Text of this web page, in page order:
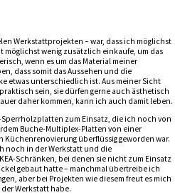
Werkstattprojekten – war, dass ich möglichst
möglichst wenig zusätzlich einkaufe, um das
wenn es um das Material meiner
dass somit das Aussehen und die
etwas unterschiedlich ist. Aus meiner Sicht
sein, sie dürfen gerne auch ästhetisch
daher kommen, kann ich auch damit leben.
zum Einsatz, die ich noch von
Buche-Multiplex-Platten von einer
Küchenrenovierung überflüssig geworden war.
noch in der Werkstatt und die
Schränken, bei denen sie nicht zum Einsatz
gebaut hatte – manchmal übertreibe ich
aber bei Projekten wie diesem freut es mich
Werkstatt habe.